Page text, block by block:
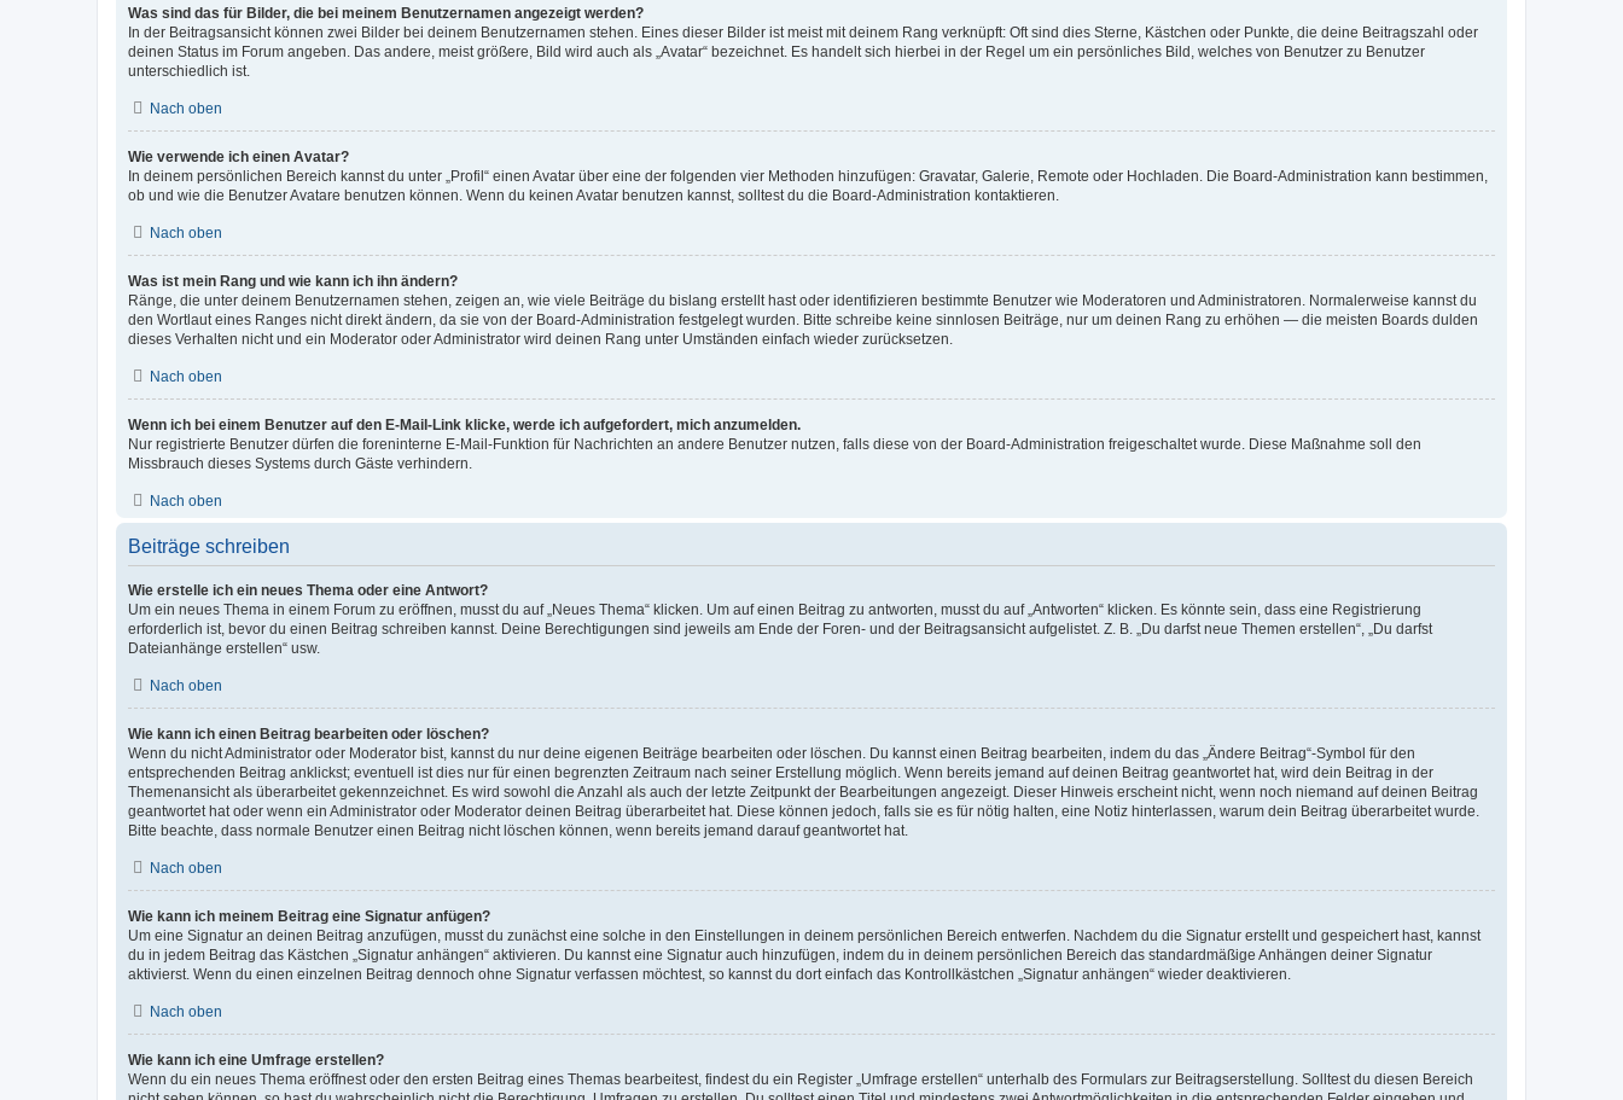
Was sind das für Bilder, die bei meinem Benutzernamen angezeigt werden?
In der Beitragsansicht können zwei Bilder bei deinem Benutzernamen stehen. Eines dieser Bilder ist meist mit deinem Rang verknüpft: Oft sind dies Sterne, Kästchen oder Punkte, die deine Beitragszahl oder
deinen Status im Forum angeben. Das andere, meist größere, Bild wird auch als „Avatar“ bezeichnet. Es handelt sich hierbei in der Regel um ein persönliches Bild, welches von Benutzer zu Benutzer
unterschiedlich ist.
Nach oben
Wie verwende ich einen Avatar?
In deinem persönlichen Bereich kannst du unter „Profil“ einen Avatar über eine der folgenden vier Methoden hinzufügen: Gravatar, Galerie, Remote oder Hochladen. Die Board-Administration kann bestimmen,
ob und wie die Benutzer Avatare benutzen können. Wenn du keinen Avatar benutzen kannst, solltest du die Board-Administration kontaktieren.
Nach oben
Was ist mein Rang und wie kann ich ihn ändern?
Ränge, die unter deinem Benutzernamen stehen, zeigen an, wie viele Beiträge du bislang erstellt hast oder identifizieren bestimmte Benutzer wie Moderatoren und Administratoren. Normalerweise kannst du
den Wortlaut eines Ranges nicht direkt ändern, da sie von der Board-Administration festgelegt wurden. Bitte schreibe keine sinnlosen Beiträge, nur um deinen Rang zu erhöhen — die meisten Boards dulden
dieses Verhalten nicht und ein Moderator oder Administrator wird deinen Rang unter Umständen einfach wieder zurücksetzen.
Nach oben
Wenn ich bei einem Benutzer auf den E-Mail-Link klicke, werde ich aufgefordert, mich anzumelden.
Nur registrierte Benutzer dürfen die foreninterne E-Mail-Funktion für Nachrichten an andere Benutzer nutzen, falls diese von der Board-Administration freigeschaltet wurde. Diese Maßnahme soll den
Missbrauch dieses Systems durch Gäste verhindern.
Nach oben
Beiträge schreiben
Wie erstelle ich ein neues Thema oder eine Antwort?
Um ein neues Thema in einem Forum zu eröffnen, musst du auf „Neues Thema“ klicken. Um auf einen Beitrag zu antworten, musst du auf „Antworten“ klicken. Es könnte sein, dass eine Registrierung
erforderlich ist, bevor du einen Beitrag schreiben kannst. Deine Berechtigungen sind jeweils am Ende der Foren- und der Beitragsansicht aufgelistet. Z. B. „Du darfst neue Themen erstellen“, „Du darfst
Dateianhänge erstellen“ usw.
Nach oben
Wie kann ich einen Beitrag bearbeiten oder löschen?
Wenn du nicht Administrator oder Moderator bist, kannst du nur deine eigenen Beiträge bearbeiten oder löschen. Du kannst einen Beitrag bearbeiten, indem du das „Ändere Beitrag“-Symbol für den
entsprechenden Beitrag anklickst; eventuell ist dies nur für einen begrenzten Zeitraum nach seiner Erstellung möglich. Wenn bereits jemand auf deinen Beitrag geantwortet hat, wird dein Beitrag in der
Themenansicht als überarbeitet gekennzeichnet. Es wird sowohl die Anzahl als auch der letzte Zeitpunkt der Bearbeitungen angezeigt. Dieser Hinweis erscheint nicht, wenn noch niemand auf deinen Beitrag
geantwortet hat oder wenn ein Administrator oder Moderator deinen Beitrag überarbeitet hat. Diese können jedoch, falls sie es für nötig halten, eine Notiz hinterlassen, warum dein Beitrag überarbeitet wurde.
Bitte beachte, dass normale Benutzer einen Beitrag nicht löschen können, wenn bereits jemand darauf geantwortet hat.
Nach oben
Wie kann ich meinem Beitrag eine Signatur anfügen?
Um eine Signatur an deinen Beitrag anzufügen, musst du zunächst eine solche in den Einstellungen in deinem persönlichen Bereich entwerfen. Nachdem du die Signatur erstellt und gespeichert hast, kannst
du in jedem Beitrag das Kästchen „Signatur anhängen“ aktivieren. Du kannst eine Signatur auch hinzufügen, indem du in deinem persönlichen Bereich das standardmäßige Anhängen deiner Signatur
aktivierst. Wenn du einen einzelnen Beitrag dennoch ohne Signatur verfassen möchtest, so kannst du dort einfach das Kontrollkästchen „Signatur anhängen“ wieder deaktivieren.
Nach oben
Wie kann ich eine Umfrage erstellen?
Wenn du ein neues Thema eröffnest oder den ersten Beitrag eines Themas bearbeitest, findest du ein Register „Umfrage erstellen“ unterhalb des Formulars zur Beitragserstellung. Solltest du diesen Bereich